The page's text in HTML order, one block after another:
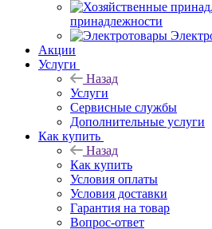
принадлежности
Акции
Услуги
Назад
Услуги
Сервисные службы
Дополнительные услуги
Как купить
Назад
Как купить
Условия оплаты
Условия доставки
Гарантия на товар
Вопрос-ответ